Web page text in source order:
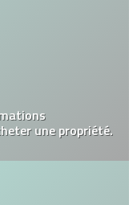
une propriété.